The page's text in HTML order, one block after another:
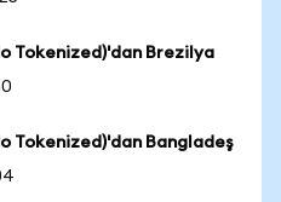
Tokenized)'dan Brezilya
Tokenized)'dan Bangladeş